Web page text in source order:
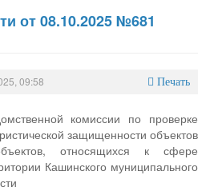
от 08.10.2025 №681
09:58 Печать
комиссии по проверке
защищенности объектов
относящихся к сфере
Кашинского муниципального